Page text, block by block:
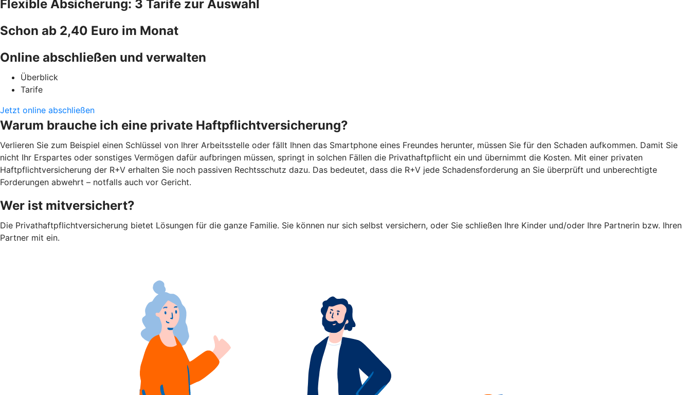
Flexible Absicherung: 3 Tarife zur Auswahl
Schon ab 2,40 Euro im Monat
Online abschließen und verwalten
Überblick
Tarife
Jetzt online abschließen
Warum brauche ich eine private Haftpflichtversicherung?
Verlieren Sie zum Beispiel einen Schlüssel von Ihrer Arbeitsstelle oder fällt Ihnen das Smartphone eines Freundes herunter, müssen Sie für den Schaden aufkommen. Damit Sie
nicht Ihr Erspartes oder sonstiges Vermögen dafür aufbringen müssen, springt in solchen Fällen die Privathaftpflicht ein und übernimmt die Kosten. Mit einer privaten
Haftpflichtversicherung der R+V erhalten Sie noch passiven Rechtsschutz dazu. Das bedeutet, dass die R+V jede Schadensforderung an Sie überprüft und unberechtigte
Forderungen abwehrt – notfalls auch vor Gericht.
Wer ist mitversichert?
Die Privathaftpflichtversicherung bietet Lösungen für die ganze Familie. Sie können nur sich selbst versichern, oder Sie schließen Ihre Kinder und/oder Ihre Partnerin bzw. Ihren
Partner mit ein.